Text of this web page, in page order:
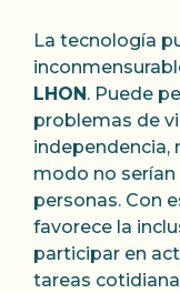
La tecnología
LHON . Puede
problemas de
independencia,
modo no
personas. Con
favorece la
participar en
tareas